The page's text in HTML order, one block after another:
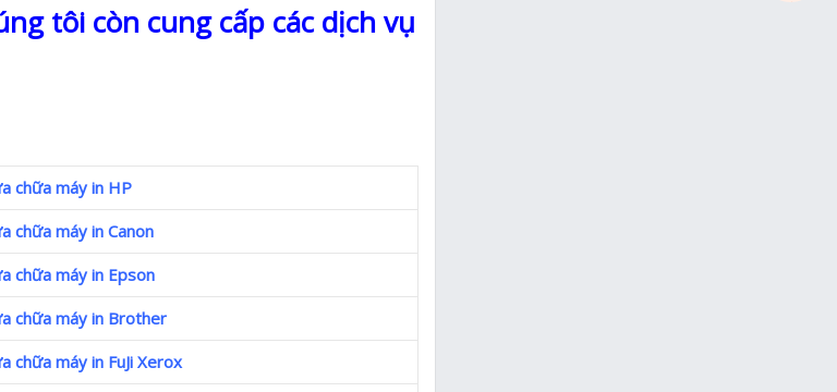
tôi còn cung cấp các dịch vụ
chữa máy in HP
chữa máy in Canon
chữa máy in Epson
chữa máy in Brother
chữa máy in FuJi Xerox